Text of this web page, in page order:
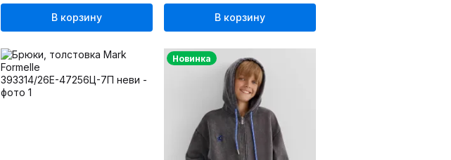
В корзину В корзину
Новинка